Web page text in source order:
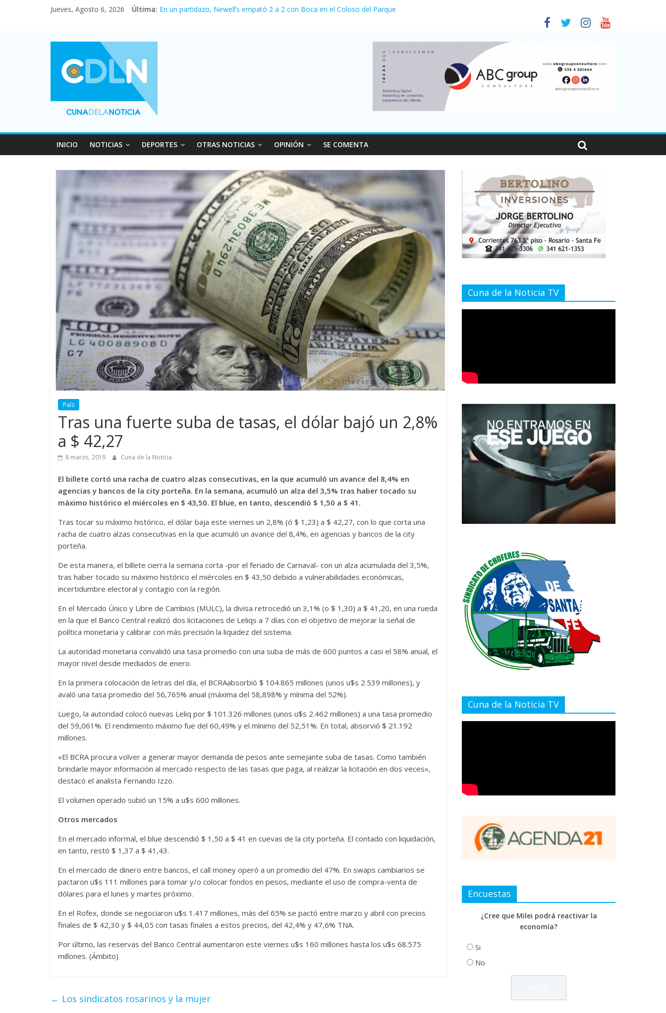
Jueves, Agosto 6, 2026 Última: En un partidazo, Newell’s empató 2 a 2 con Boca en el Coloso del Parque
Vacaciones de invierno con más movimiento y consumo turístico: 4,6 millones de personas viajaron por el país, un 5,9% más que en 2025
INICIO NOTICIAS DEPORTES OTRAS NOTICIAS OPINIÓN SE COMENTA
País
Tras una fuerte suba de tasas, el dólar bajó un 2,8%
a $ 42,27
8 marzo, 2019 Cuna de la Noticia
El billete cortó una racha de cuatro alzas consecutivas, en la que acumuló un avance del 8,4% en
agencias y bancos de la city porteña. En la semana, acumuló un alza del 3,5% tras haber tocado su
máximo histórico el miércoles en $ 43,50. El blue, en tanto, descendió $ 1,50 a $ 41.
Tras tocar su máximo histórico, el dólar baja este viernes un 2,8% (ó $ 1,23) a $ 42,27, con lo que corta una
racha de cuatro alzas consecutivas en la que acumuló un avance del 8,4%, en agencias y bancos de la city
porteña.
De esta manera, el billete cierra la semana corta -por el feriado de Carnaval- con un alza acumulada del 3,5%,
tras haber tocado su máximo histórico el miércoles en $ 43,50 debido a vulnerabilidades económicas,
incertidumbre electoral y contagio con la región.
En el Mercado Único y Libre de Cambios (MULC), la divisa retrocedió un 3,1% (o $ 1,30) a $ 41,20, en una rueda
en la que el Banco Central realizó dos licitaciones de Leliqs a 7 días con el objetivo de mejorar la señal de
política monetaria y calibrar con más precisión la liquidez del sistema.
La autoridad monetaria convalidó una tasa promedio con una suba de más de 600 puntos a casi el 58% anual, el
mayor nivel desde mediados de enero.
En la primera colocación de letras del día, el BCRAabsorbió $ 104.865 millones (unos u$s 2.539 millones), y
avaló una tasa promedio del 56,765% anual (máxima del 58,898% y mínima del 52%).
Luego, la autoridad colocó nuevas Leliq por $ 101.326 millones (unos u$s 2.462 millones) a una tasa promedio
del 59,061%. El rendimiento máximo fue del 60,49% y el mínimo del 52,51%. En total, absorvió $ 21.192
millones.
«El BCRA procura volver a generar mayor demanda de pesos ante semejante suba de tasas. Como también
brindarle mayor información al mercado respecto de las tasas que paga, al realizar la licitación en dos veces»,
destacó el analista Fernando Izzo.
El volumen operado subió un 15% a u$s 600 millones.
Otros mercados
En el mercado informal, el blue descendió $ 1,50 a $ 41 en cuevas de la city porteña. El contado con liquidación,
en tanto, restó $ 1,37 a $ 41,43.
En el mercado de dinero entre bancos, el call money operó a un promedio del 47%. En swaps cambiarios se
pactaron u$s 111 millones para tomar y/o colocar fondos en pesos, mediante el uso de compra-venta de
dólares para el lunes y martes próximo.
En el Rofex, donde se negociaron u$s 1.417 millones, más del 65% se pactó entre marzo y abril con precios
finales de $ 42,30 y $ 44,05 con tasas finales a estos precios, del 42,4% y 47,6% TNA.
Por último, las reservas del Banco Central aumentaron este viernes u$s 160 millones hasta los u$s 68.575
millones. (Ámbito)
← Los sindicatos rosarinos y la mujer
Cuna de la Noticia TV
Cuna de la Noticia TV
Encuestas
¿Cree que Milei podrá reactivar la
economía?
Si
No